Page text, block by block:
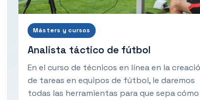
Másters y cursos
Analista táctico de fútbol
En el curso de técnicos en línea en la
de tareas en equipos de fútbol, ​​le daremos
todas las herramientas para que sepa cómo